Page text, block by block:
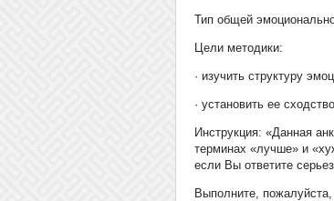
Тип общей
Цели методики:
· изучить структуру
· установить ее
Инструкция: «Данная
терминах «лучше» и
если Вы ответите
Выполните,